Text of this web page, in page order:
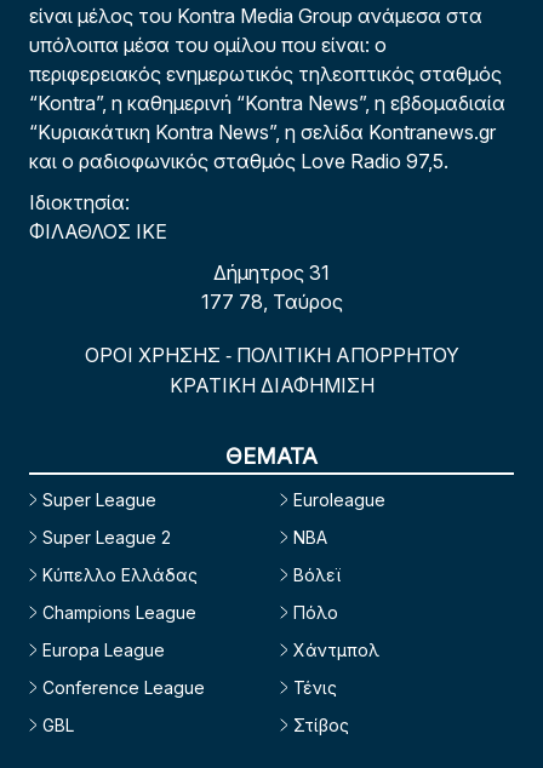
είναι μέλος του Kontra Media Group ανάμεσα στα
υπόλοιπα μέσα του ομίλου που είναι: ο
περιφερειακός ενημερωτικός τηλεοπτικός σταθμός
“Kontra”, η καθημερινή “Kontra News”, η εβδομαδιαία
“Κυριακάτικη Kontra News”, η σελίδα Kontranews.gr
και ο ραδιοφωνικός σταθμός Love Radio 97,5.
Ιδιοκτησία:
ΦΙΛΑΘΛΟΣ ΙΚΕ
Δήμητρος 31
177 78, Ταύρος
ΟΡΟΙ ΧΡΗΣΗΣ - ΠΟΛΙΤΙΚΗ ΑΠΟΡΡΗΤΟΥ
ΚΡΑΤΙΚΗ ΔΙΑΦΗΜΙΣΗ
ΘΕΜΑΤΑ
Super League
Super League 2
Κύπελλο Ελλάδας
Champions League
Europa League
Conference League
GBL
Euroleague
NBA
Βόλεϊ
Πόλο
Χάντμπολ
Τένις
Στίβος